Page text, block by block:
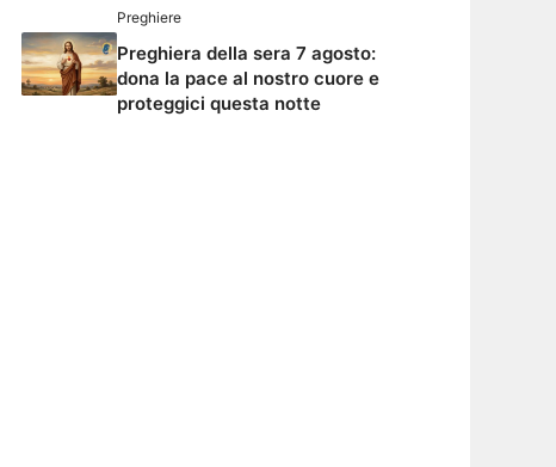
Preghiere
Preghiera della sera 7 agosto:
dona la pace al nostro cuore e
proteggici questa notte